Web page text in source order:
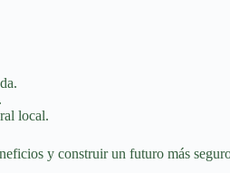
local.
y construir un futuro más